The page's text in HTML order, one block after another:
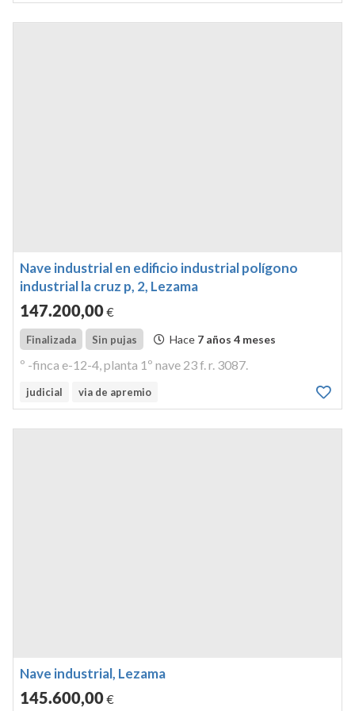
Nave industrial en edificio industrial polígono
industrial la cruz p, 2, Lezama
147.200,00€
Finalizada Sin pujas Hace 7 años 4 meses
º -finca e-12-4, planta 1º nave 23 f. r. 3087.
judicial via de apremio
Nave industrial, Lezama
145.600,00€